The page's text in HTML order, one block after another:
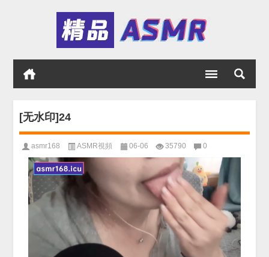
[无水印]24
asmr168 ASMR視頻 06-06 35790 0